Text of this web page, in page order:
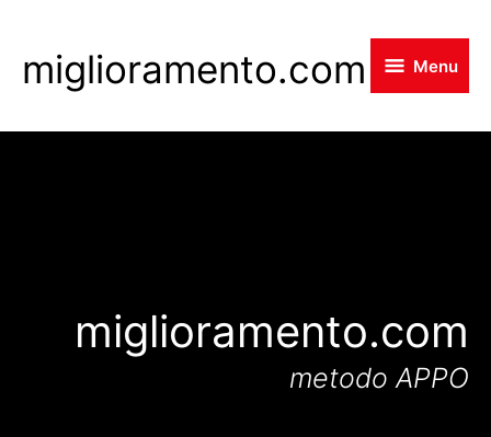
to
content
miglioramento.com Menu
miglioramento.com
metodo APPO